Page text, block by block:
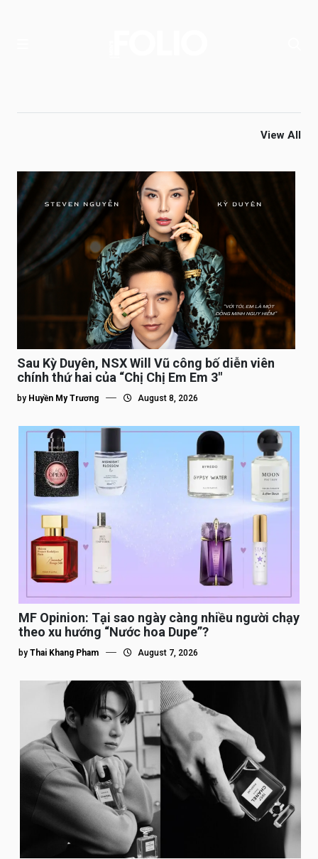
View All
Sau Kỳ Duyên, NSX Will Vũ công bố diễn viên
chính thứ hai của “Chị Chị Em Em 3″
by Huyền My Trương August 8, 2026
MF Opinion: Tại sao ngày càng nhiều người chạy
theo xu hướng “Nước hoa Dupe”?
by Thai Khang Pham August 7, 2026